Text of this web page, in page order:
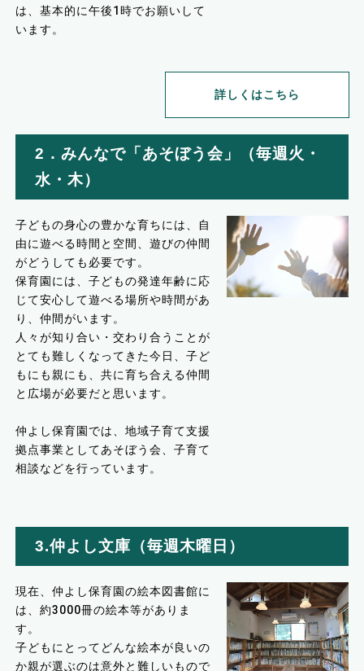
は、基本的に午後1時でお願いして
います。
詳しくはこちら
2．みんなで「あそぼう会」（毎週火・
水・木）
子どもの身心の豊かな育ちには、自
由に遊べる時間と空間、遊びの仲間
がどうしても必要です。
保育園には、子どもの発達年齢に応
じて安心して遊べる場所や時間があ
り、仲間がいます。
人々が知り合い・交わり合うことが
とても難しくなってきた今日、子ど
もにも親にも、共に育ち合える仲間
と広場が必要だと思います。
仲よし保育園では、地域子育て支援
拠点事業としてあそぼう会、子育て
相談などを行っています。
3.仲よし文庫（毎週木曜日）
現在、仲よし保育園の絵本図書館に
は、約3000冊の絵本等がありま
す。
子どもにとってどんな絵本が良いの
か親が選ぶのは意外と難しいもので